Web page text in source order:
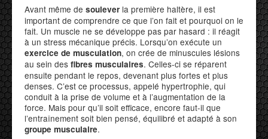
Avant même de soulever la première haltère, il est
important de comprendre ce que l’on fait et pourquoi on le
fait. Un muscle ne se développe pas par hasard : il réagit
à un stress mécanique précis. Lorsqu’on exécute un
exercice de musculation, on crée de minuscules lésions
au sein des fibres musculaires. Celles-ci se réparent
ensuite pendant le repos, devenant plus fortes et plus
denses. C’est ce processus, appelé hypertrophie, qui
conduit à la prise de volume et à l’augmentation de la
force. Mais pour qu’il soit efficace, encore faut-il que
l’entraînement soit bien pensé, équilibré et adapté à son
groupe musculaire.